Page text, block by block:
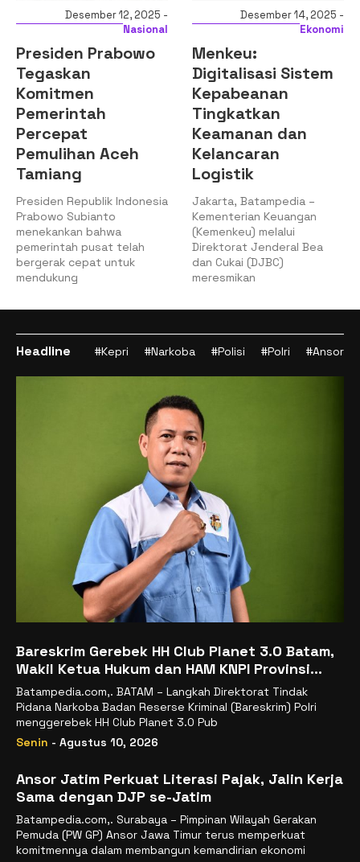
Desember 12, 2025 -
Nasional
Presiden Prabowo
Tegaskan
Komitmen
Pemerintah
Percepat
Pemulihan Aceh
Tamiang
Presiden Republik Indonesia
Prabowo Subianto
menekankan bahwa
pemerintah pusat telah
bergerak cepat untuk
mendukung
Desember 14, 2025 -
Ekonomi
Menkeu:
Digitalisasi Sistem
Kepabeanan
Tingkatkan
Keamanan dan
Kelancaran
Logistik
Jakarta, Batampedia –
Kementerian Keuangan
(Kemenkeu) melalui
Direktorat Jenderal Bea
dan Cukai (DJBC)
meresmikan
Headline #Kepri #Narkoba #Polisi #Polri #Ansor
Bareskrim Gerebek HH Club Planet 3.0 Batam,
Wakil Ketua Hukum dan HAM KNPI Provinsi
Kepulauan Riau mengapresiasi Polri
Batampedia.com,. BATAM – Langkah Direktorat Tindak
Pidana Narkoba Badan Reserse Kriminal (Bareskrim) Polri
menggerebek HH Club Planet 3.0 Pub
Senin - Agustus 10, 2026
Ansor Jatim Perkuat Literasi Pajak, Jalin Kerja
Sama dengan DJP se-Jatim
Batampedia.com,. Surabaya – Pimpinan Wilayah Gerakan
Pemuda (PW GP) Ansor Jawa Timur terus memperkuat
komitmennya dalam membangun kemandirian ekonomi